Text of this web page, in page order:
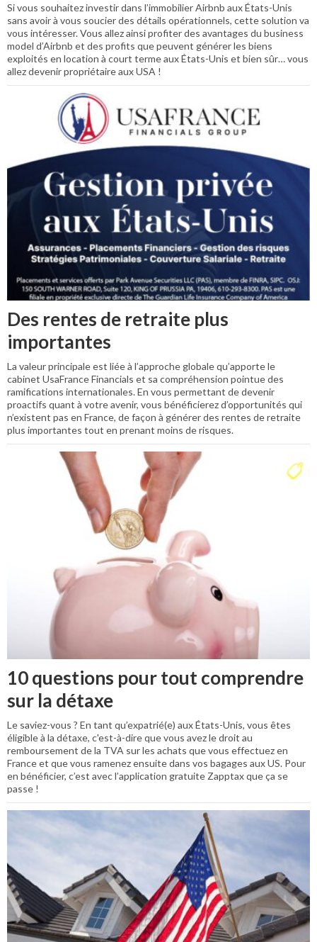
Si vous souhaitez investir dans l’immobilier Airbnb aux États-Unis
sans avoir à vous soucier des détails opérationnels, cette solution va
vous intéresser. Vous allez ainsi profiter des avantages du business
model d’Airbnb et des profits que peuvent générer les biens
exploités en location à court terme aux États-Unis et bien sûr… vous
allez devenir propriétaire aux USA !
Des rentes de retraite plus
importantes
La valeur principale est liée à l’approche globale qu’apporte le
cabinet UsaFrance Financials et sa compréhension pointue des
ramifications internationales. En vous permettant de devenir
proactifs quant à votre avenir, vous bénéficierez d’opportunités qui
n’existent pas en France, de façon à générer des rentes de retraite
plus importantes tout en prenant moins de risques.
10 questions pour tout comprendre
sur la détaxe
Le saviez-vous ? En tant qu’expatrié(e) aux États-Unis, vous êtes
éligible à la détaxe, c'est-à-dire que vous avez le droit au
remboursement de la TVA sur les achats que vous effectuez en
France et que vous ramenez ensuite dans vos bagages aux US. Pour
en bénéficier, c’est avec l’application gratuite Zapptax que ça se
passe !